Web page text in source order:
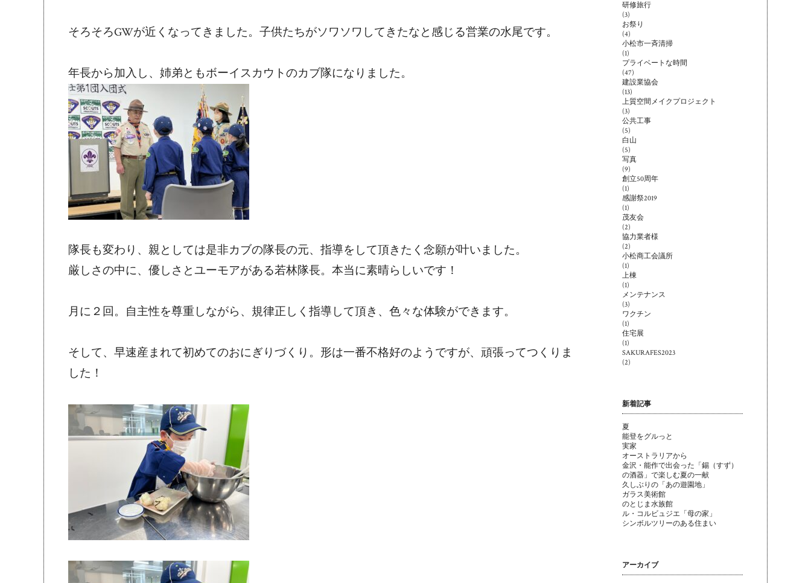
そろそろGWが近くなってきました。子供たちがソワソワしてきたなと感じる営業の水尾です。
年長から加入し、姉弟ともボーイスカウトのカブ隊になりました。
隊長も変わり、親としては是非カブの隊長の元、指導をして頂きたく念願が叶いました。
厳しさの中に、優しさとユーモアがある若林隊長。本当に素晴らしいです！
月に２回。自主性を尊重しながら、規律正しく指導して頂き、色々な体験ができます。
そして、早速産まれて初めてのおにぎりづくり。形は一番不格好のようですが、頑張ってつくりま
した！
研修旅行
(3)
お祭り
(4)
小松市一斉清掃
(1)
プライベートな時間
(47)
建設業協会
(13)
上質空間メイクプロジェクト
(3)
公共工事
(5)
白山
(5)
写真
(9)
創立50周年
(1)
感謝祭2019
(1)
茂友会
(2)
協力業者様
(2)
小松商工会議所
(1)
上棟
(1)
メンテナンス
(3)
ワクチン
(1)
住宅展
(1)
SAKURAFES2023
(2)
新着記事
夏
能登をグルっと
実家
オーストラリアから
金沢・能作で出会った「錫（すず）
の酒器」で楽しむ夏の一献
久しぶりの「あの遊園地」
ガラス美術館
のとじま水族館
ル・コルビュジエ「母の家」
シンボルツリーのある住まい
アーカイブ